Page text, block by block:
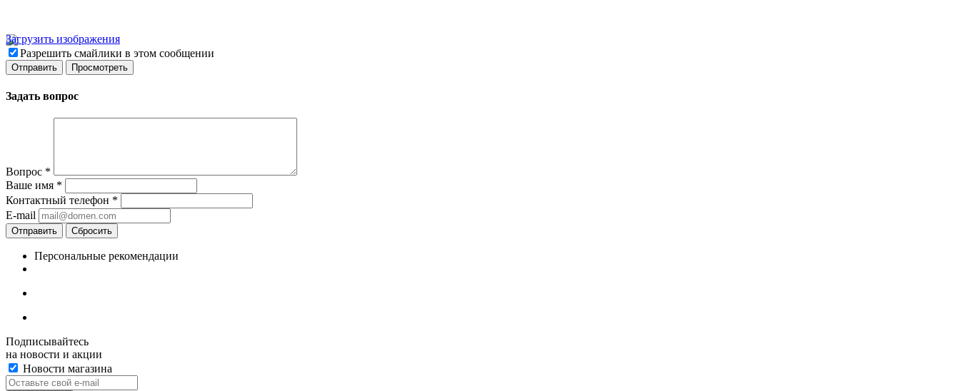
Загрузить изображения
Разрешить смайлики в этом сообщении
Задать вопрос
Вопрос *
Ваше имя *
Контактный телефон *
E-mail
Отправить Сбросить
Персональные рекомендации
Подписывайтесь
на новости и акции
Новости магазина